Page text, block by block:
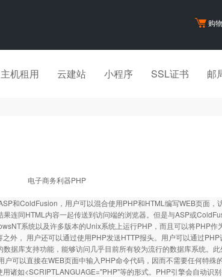
购
主机租用 云建站 小程序 SSL证书 邮
电子商务利器PHP
和ColdFusion，用户可以混合使用PHP和HTML编写WEB页面，
连同HTML内容一起传送到访问端的浏览器。但是与ASP或
系统以及许多版本的Unix系统上运行PHP，而且可以将PHP作
外， 用户还可以通过使用PHP发送HTTP报头。用户可以通过
据库支持功能，能够访问几乎目前所有较为流行的数据库系统。
可以直接在WEB页面中输入PHP命令代码，因而不需要任何特殊
诸如<SCRIPTLANGUAGE="PHP"等的形式。PHP引擎会自动识